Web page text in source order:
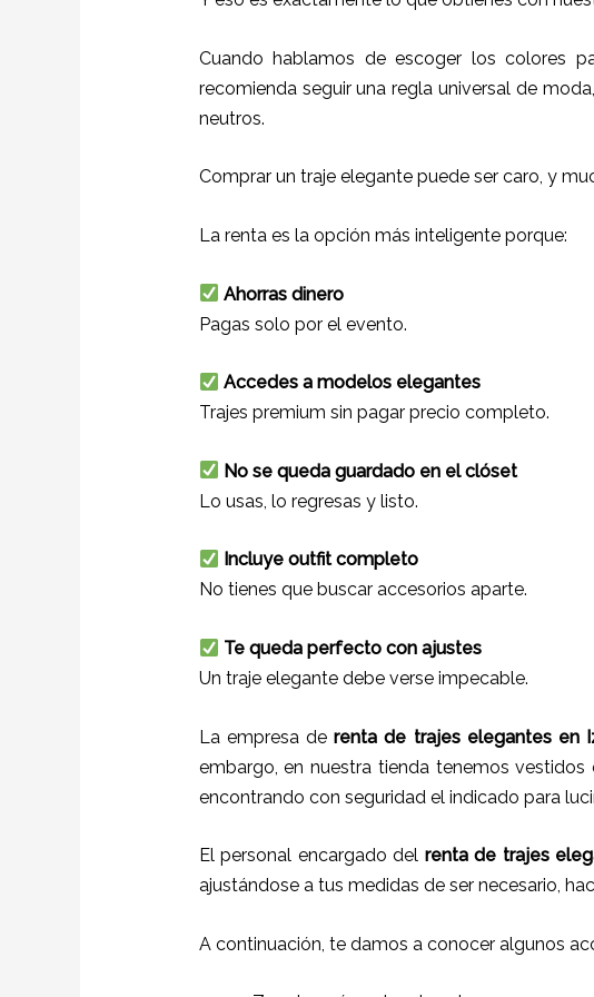
Cuando hablamos de escoger los colores
recomienda seguir una regla universal de
neutros.
Comprar un traje elegante puede ser caro, y
La renta es la opción más inteligente porque:
Ahorras dinero
Pagas solo por el evento.
Accedes a modelos elegantes
Trajes premium sin pagar precio completo.
No se queda guardado en el clóset
Lo usas, lo regresas y listo.
Incluye outfit completo
No tienes que buscar accesorios aparte.
Te queda perfecto con ajustes
Un traje elegante debe verse impecable.
La empresa derenta de trajes elegantes en
embargo, en nuestra tienda tenemos vestidos
encontrando con seguridad el indicado para
El personal encargado del renta de trajes
ajustándose a tus medidas de ser necesario,
A continuación, te damos a conocer algunos